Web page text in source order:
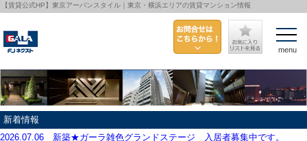
【賃貸公式HP】東京アーバンスタイル｜東京・横浜エリアの賃貸マンション情報
新着情報
2026.07.06 新築★ガーラ雑色グランドステージ 入居者募集中です。
menu